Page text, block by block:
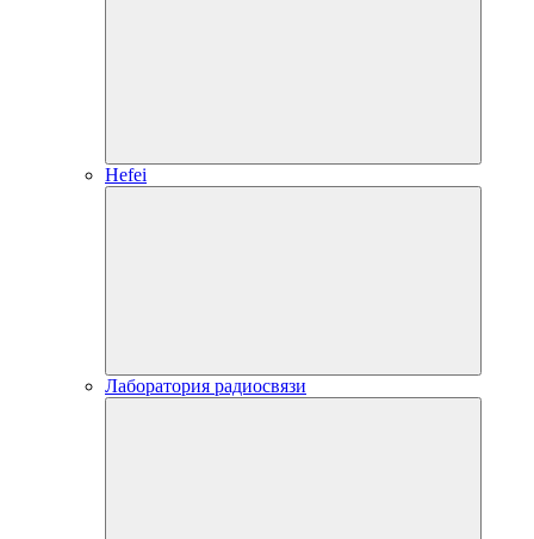
Hefei
Лаборатория радиосвязи